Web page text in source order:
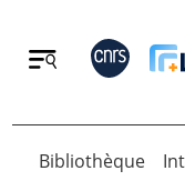
Retour
Retour
Bibliothèque